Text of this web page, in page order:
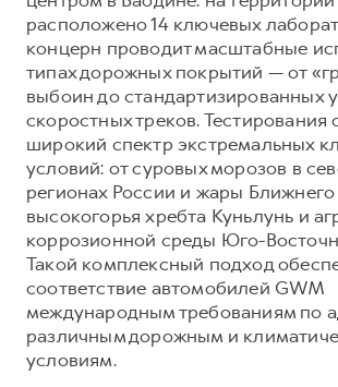
расположено 14 ключевых
концерн проводит масштабные
типах дорожных покрытий — от
выбоин до стандартизированных
скоростных треков. Тестирования
широкий спектр экстремальных
условий: от суровых морозов в
регионах России и жары
высокогорья хребта Куньлунь и
коррозионной среды Юго-
Такой комплексный подход
соответствие автомобилей GWM
международным требованиям по
различным дорожным и
условиям.